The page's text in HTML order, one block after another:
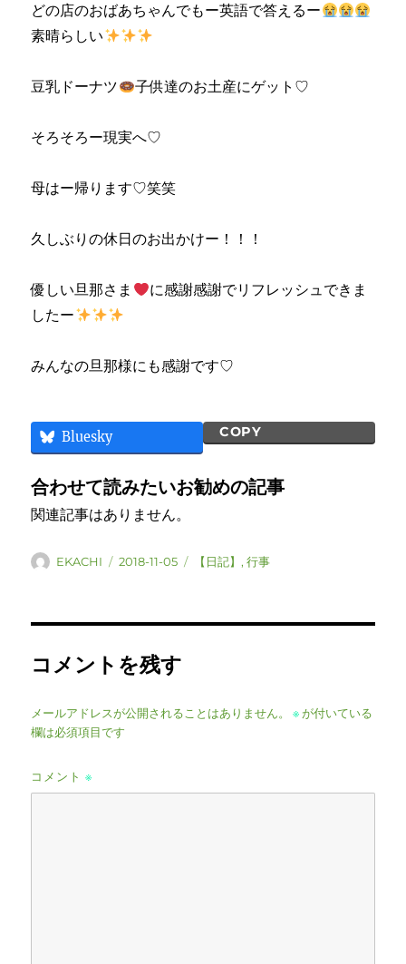
どの店のおばあちゃんでもー英語で答えるー
素晴らしい
豆乳ドーナツ 子供達のお土産にゲット♡
そろそろー現実へ♡
母はー帰ります♡笑笑
久しぶりの休日のお出かけー！！！
優しい旦那さま
に感謝感謝でリフレッシュできま
したー
みんなの旦那様にも感謝です♡
Bluesky COPY
合わせて読みたいお勧めの記事
関連記事はありません。
投
EKACHI
投
2018-11-05
カ【日記】 ,行事
コメントを残す
メールアドレスが公開されることはありません。 ※が付いている
欄は必須項目です
コメント※